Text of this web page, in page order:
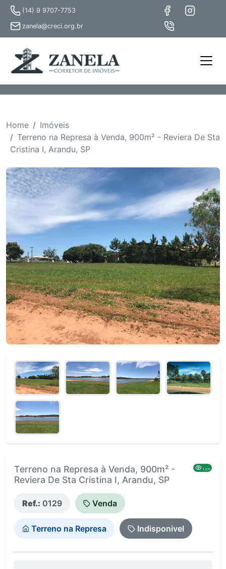
(14) 9 9707-7753
zanela@creci.org.br
Home
Imóveis
Terreno na Represa à Venda, 900m² - Reviera De Sta
Cristina I, Arandu, SP
Terreno na Represa à Venda, 900m² -
Reviera De Sta Cristina I, Arandu, SP
1,071
Ref.: 0129 Venda
Terreno na Represa Indisponivel